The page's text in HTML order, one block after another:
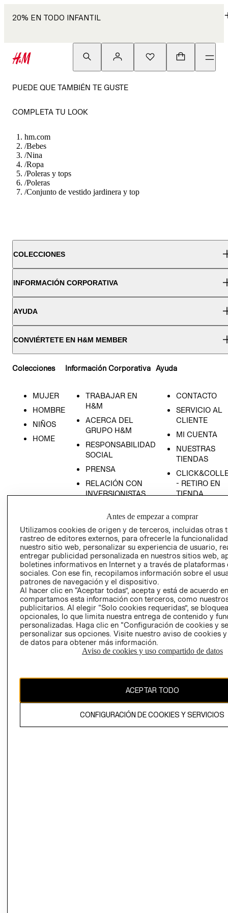
20% EN TODO INFANTIL
PUEDE QUE TAMBIÉN TE GUSTE
COMPLETA TU LOOK
hm.com
/Bebes
/Nina
/Ropa
/Poleras y tops
/Poleras
/Conjunto de vestido jardinera y top
COLECCIONES
INFORMACIÓN CORPORATIVA
AYUDA
CONVIÉRTETE EN H&M MEMBER
Colecciones
MUJER
HOMBRE
NIÑOS
HOME
Información Corporativa
TRABAJAR EN
H&M
ACERCA DEL
GRUPO H&M
RESPONSABILIDAD
SOCIAL
PRENSA
RELACIÓN CON
INVERSIONISTAS
EMPRESARIAL
Ayuda
CONTACTO
SERVICIO AL
CLIENTE
MI CUENTA
NUESTRAS
TIENDAS
- RETIRO EN
TIENDA
CONDICIONES
AVISO DE
PRIVACIDAD
GIFT CARD
AVISO DE
El contenido de esta página web está protegido por copyright y es
Antes de empezar a comprar
Utilizamos cookies de origen y de terceros, incluidas otras
rastreo de editores externos, para ofrecerle la
nuestro sitio web, personalizar su experiencia de usuario,
entregar publicidad personalizada en nuestros sitios web,
boletines informativos en Internet y a través de plataformas
sociales. Con ese fin, recopilamos información sobre el
patrones de navegación y el dispositivo.
Al hacer clic en “Aceptar todas”, acepta y está de acuerdo
compartamos esta información con terceros, como
publicitarios. Al elegir “Solo cookies requeridas”, se
opcionales, lo que limita nuestra entrega de contenido y
personalizadas. Haga clic en “Configuración de cookies y
personalizar sus opciones. Visite nuestro aviso de cookies
de datos para obtener más información.
Aviso de cookies y uso compartido de datos
ACEPTAR TODO
CONFIGURACIÓN DE COOKIES Y SERVICIOS